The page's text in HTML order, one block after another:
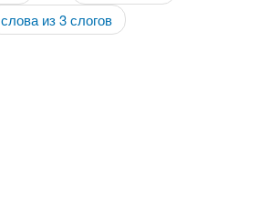
слова из 3 слогов